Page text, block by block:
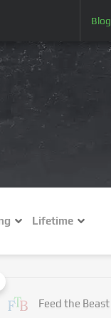
Blog
Lifetime
Feed the Beast